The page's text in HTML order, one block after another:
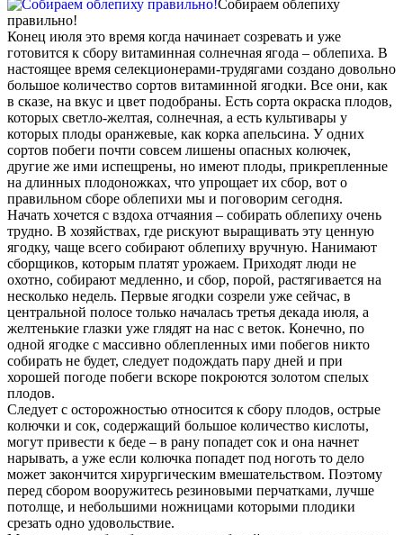
Собираем облепиху
правильно!
Конец июля это время когда начинает созревать и уже
готовится к сбору витаминная солнечная ягода – облепиха. В
настоящее время селекционерами-трудягами создано довольно
большое количество сортов витаминной ягодки. Все они, как
в сказе, на вкус и цвет подобраны. Есть сорта окраска плодов,
которых светло-желтая, солнечная, а есть культивары у
которых плоды оранжевые, как корка апельсина. У одних
сортов побеги почти совсем лишены опасных колючек,
другие же ими испещрены, но имеют плоды, прикрепленные
на длинных плодоножках, что упрощает их сбор, вот о
правильном сборе облепихи мы и поговорим сегодня.
Начать хочется с вздоха отчаяния – собирать облепиху очень
трудно. В хозяйствах, где рискуют выращивать эту ценную
ягодку, чаще всего собирают облепиху вручную. Нанимают
сборщиков, которым платят урожаем. Приходят люди не
охотно, собирают медленно, и сбор, порой, растягивается на
несколько недель. Первые ягодки созрели уже сейчас, в
центральной полосе только началась третья декада июля, а
желтенькие глазки уже глядят на нас с веток. Конечно, по
одной ягодке с массивно облепленных ими побегов никто
собирать не будет, следует подождать пару дней и при
хорошей погоде побеги вскоре покроются золотом спелых
плодов.
Следует с осторожностью относится к сбору плодов, острые
колючки и сок, содержащий большое количество кислоты,
могут привести к беде – в рану попадет сок и она начнет
нарывать, а уже если колючка попадет под ноготь то дело
может закончится хирургическим вмешательством. Поэтому
перед сбором вооружитесь резиновыми перчатками, лучше
потолще, и небольшими ножницами которыми плодики
срезать одно удовольствие.